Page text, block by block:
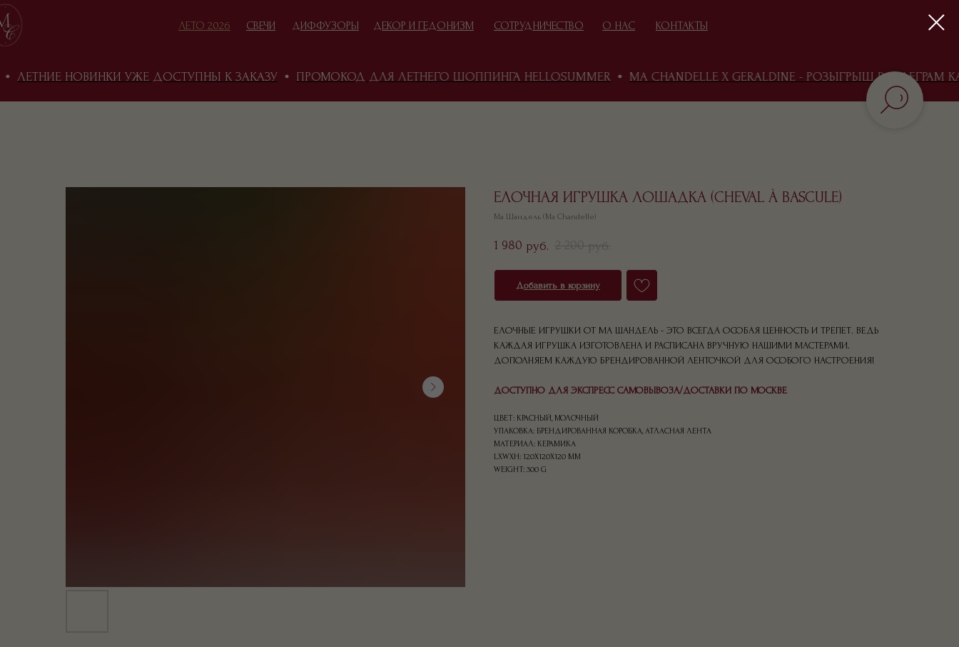
ЛЕТО 2026 КОНТАКТЫ
О НАС
СВЕЧИ ДИФФУЗОРЫ ДЕКОР И ГЕДОНИЗМ СОТРУДНИЧЕСТВО
ЛЕТНИЕ НОВИНКИ УЖЕ ДОСТУПНЫ К ЗАКАЗУ ПРОМОКОД ДЛЯ ЛЕТНЕГО ШОППИНГА HELLOSUMMER MA CHANDELLE X GERALDINE - РОЗЫГРЫШ В ТЕЛЕГРАМ
ЕЛОЧНАЯ ИГРУШКА ЛОШАДКА (CHEVAL À BASCULE)
Ма Шандель (Ma Chandelle)
1 980 руб. 2 200 руб.
Добавить в корзину
ЕЛОЧНЫЕ ИГРУШКИ ОТ МА ШАНДЕЛЬ - ЭТО ВСЕГДА ОСОБАЯ ЦЕННОСТЬ И ТРЕПЕТ. ВЕДЬ
КАЖДАЯ ИГРУШКА ИЗГОТОВЛЕНА И РАСПИСАНА ВРУЧНУЮ НАШИМИ МАСТЕРАМИ.
ДОПОЛНЯЕМ КАЖДУЮ БРЕНДИРОВАННОЙ ЛЕНТОЧКОЙ ДЛЯ ОСОБОГО НАСТРОЕНИЯ!
ДОСТУПНО ДЛЯ ЭКСПРЕСС САМОВЫВОЗА/ДОСТАВКИ ПО МОСКВЕ
ЦВЕТ: КРАСНЫЙ, МОЛОЧНЫЙ
УПАКОВКА: БРЕНДИРОВАННАЯ КОРОБКА, АТЛАСНАЯ ЛЕНТА
МАТЕРИАЛ: КЕРАМИКА
LXWXH: 120X120X120 MM
WEIGHT: 300 G